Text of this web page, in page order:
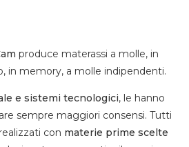
produce materassi a molle, in
in memory, a molle indipendenti.
e sistemi tecnologici, le hanno
sempre maggiori consensi. Tutti
con materie prime scelte